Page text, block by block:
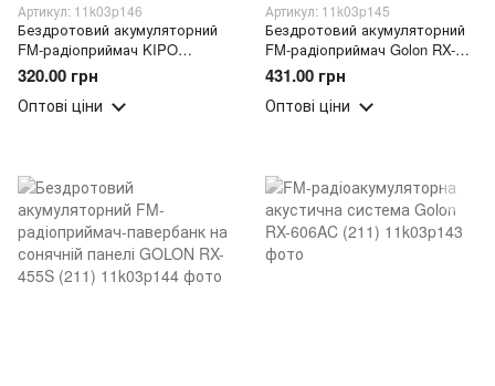
Артикул: 11k03p146
Бездротовий акумуляторний
FM-радіоприймач KIPO
KB409AC (211)
320.00 грн
Оптові ціни
Артикул: 11k03p145
Бездротовий акумуляторний
FM-радіоприймач Golon RX-
381 (211)
431.00 грн
Оптові ціни